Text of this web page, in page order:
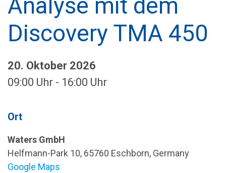
Analyse mit dem
Discovery TMA 450
20. Oktober 2026
09:00 Uhr - 16:00 Uhr
Ort
Waters GmbH
Helfmann-Park 10, 65760 Eschborn, Germany
Google Maps